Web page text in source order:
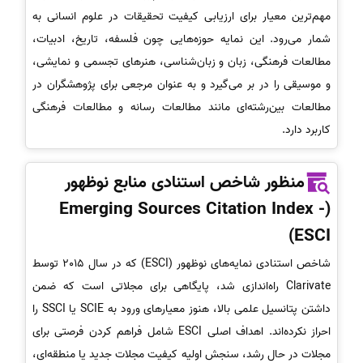
مهم‌ترین معیار برای ارزیابی کیفیت تحقیقات در علوم انسانی به
شمار می‌رود. این نمایه حوزه‌هایی چون فلسفه، تاریخ، ادبیات،
مطالعات فرهنگی، زبان و زبان‌شناسی، هنرهای تجسمی و نمایشی،
و موسیقی را در بر می‌گیرد و به عنوان مرجعی برای پژوهشگران در
مطالعات بین‌رشته‌ای مانند مطالعات رسانه و مطالعات فرهنگی
کاربرد دارد.
منظور شاخص استنادی منابع نوظهور
(Emerging Sources Citation Index -
ESCI)
شاخص استنادی نمایه‌های نوظهور (ESCI) که در سال 2015 توسط
Clarivate راه‌اندازی شد، پایگاهی برای مجلاتی است که ضمن
داشتن پتانسیل علمی بالا، هنوز معیارهای ورود به SCIE یا SSCI را
احراز نکرده‌اند. اهداف اصلی ESCI شامل فراهم کردن فرصتی برای
مجلات در حال رشد، سنجش اولیه کیفیت مجلات جدید یا منطقه‌ای،